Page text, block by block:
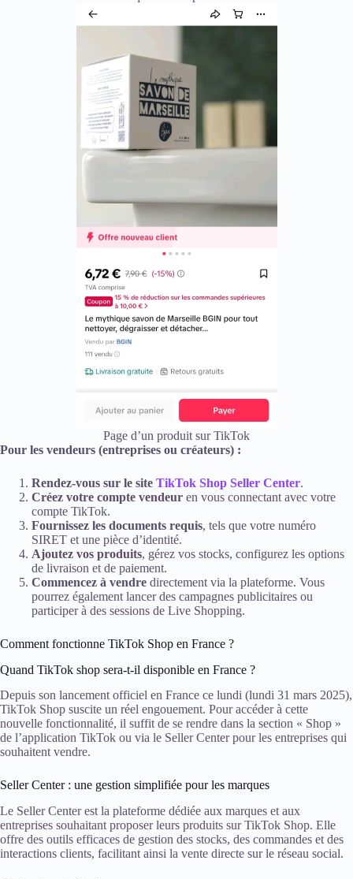
Page d’un produit sur TikTok
Pour les vendeurs (entreprises ou créateurs) :
Rendez-vous sur le site TikTok Shop Seller Center.
Créez votre compte vendeur en vous connectant avec votre
compte TikTok.
Fournissez les documents requis, tels que votre numéro
SIRET et une pièce d’identité.
Ajoutez vos produits, gérez vos stocks, configurez les options
de livraison et de paiement.
Commencez à vendre directement via la plateforme. Vous
pourrez également lancer des campagnes publicitaires ou
participer à des sessions de Live Shopping.
Comment fonctionne TikTok Shop en France ?
Quand TikTok shop sera-t-il disponible en France ?
Depuis son lancement officiel en France ce lundi (lundi 31 mars 2025),
TikTok Shop suscite un réel engouement. Pour accéder à cette
nouvelle fonctionnalité, il suffit de se rendre dans la section « Shop »
de l’application TikTok ou via le Seller Center pour les entreprises qui
souhaitent vendre.
Seller Center : une gestion simplifiée pour les marques
Le Seller Center est la plateforme dédiée aux marques et aux
entreprises souhaitant proposer leurs produits sur TikTok Shop. Elle
offre des outils efficaces de gestion des stocks, des commandes et des
interactions clients, facilitant ainsi la vente directe sur le réseau social.